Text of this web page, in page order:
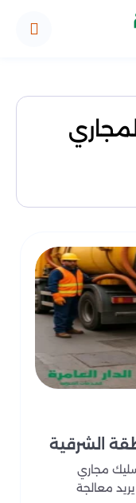
الشرقية
مجاري
معالجة